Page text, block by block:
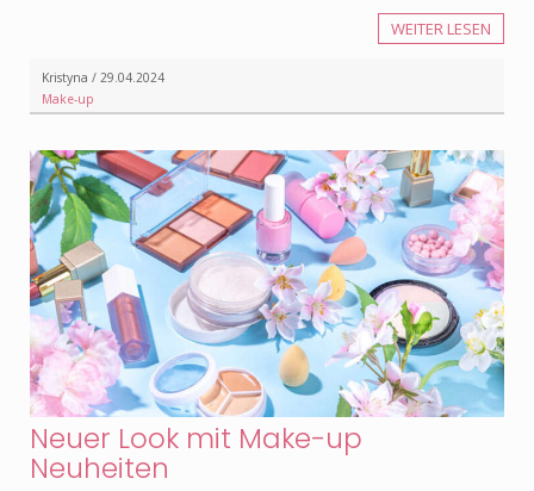
WEITER LESEN
Kristyna / 29.04.2024
Make-up
Neuer Look mit Make-up
Neuheiten